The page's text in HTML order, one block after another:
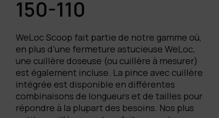
150-110
WeLoc Scoop fait partie de notre gamme où,
en plus d’une fermeture astucieuse WeLoc,
une cuillère doseuse (ou cuillère à mesurer)
est également incluse. La pince avec cuillère
intégrée est disponible en différentes
combinaisons de longueurs et de tailles pour
répondre à la plupart des besoins. Nos plus